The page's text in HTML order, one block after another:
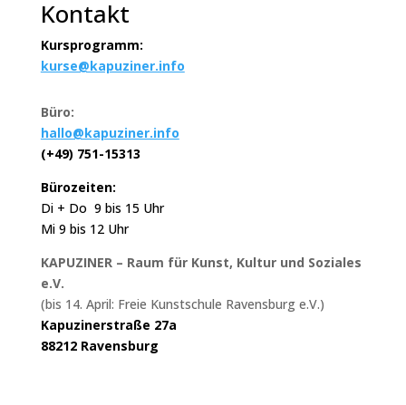
Kontakt
Kursprogramm:
kurse@kapuziner.info
Büro:
hallo@kapuziner.info
(+49) 751-15313
Bürozeiten:
Di + Do 9 bis 15 Uhr
Mi 9 bis 12 Uhr
KAPUZINER – Raum für Kunst, Kultur und Soziales
e.V.
(bis 14. April: Freie Kunstschule Ravensburg e.V.)
Kapuzinerstraße 27a
88212 Ravensburg